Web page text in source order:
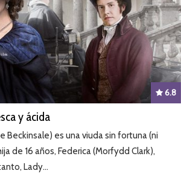
6.8
y ácida
Beckinsale) es una viuda sin fortuna (ni
de 16 años, Federica (Morfydd Clark),
Lady...